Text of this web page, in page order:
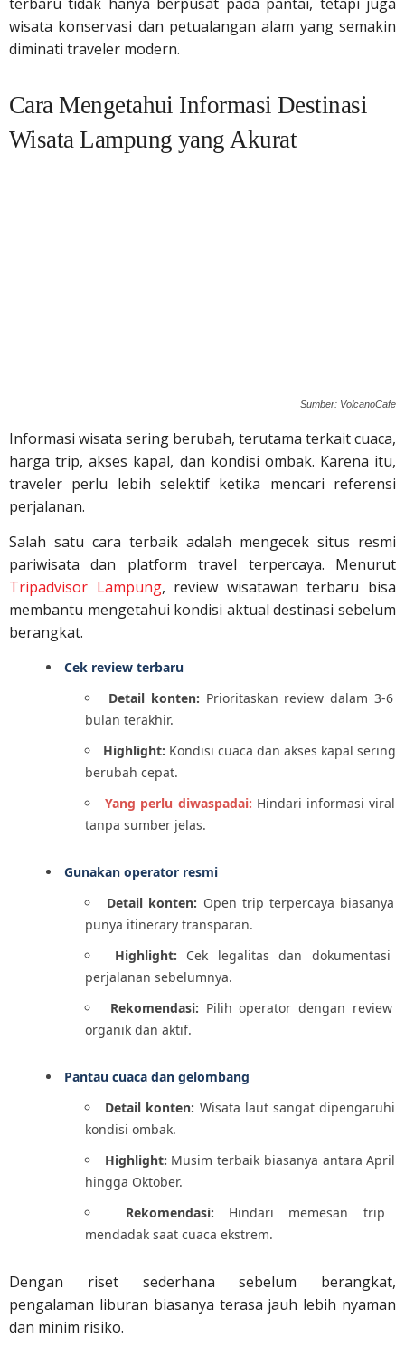
wisata konservasi dan petualangan alam yang semakin
diminati traveler modern.
Cara Mengetahui Informasi Destinasi
Wisata Lampung yang Akurat
Sumber: VolcanoCafe
Informasi wisata sering berubah, terutama terkait cuaca,
harga trip, akses kapal, dan kondisi ombak. Karena itu,
traveler perlu lebih selektif ketika mencari referensi
perjalanan.
Salah satu cara terbaik adalah mengecek situs resmi
pariwisata dan platform travel terpercaya. Menurut
Tripadvisor Lampung, review wisatawan terbaru bisa
membantu mengetahui kondisi aktual destinasi sebelum
berangkat.
Cek review terbaru
Detail konten: Prioritaskan review dalam 3-6
bulan terakhir.
Highlight: Kondisi cuaca dan akses kapal sering
berubah cepat.
Yang perlu diwaspadai: Hindari informasi viral
tanpa sumber jelas.
Gunakan operator resmi
Detail konten: Open trip terpercaya biasanya
punya itinerary transparan.
Highlight: Cek legalitas dan dokumentasi
perjalanan sebelumnya.
Rekomendasi: Pilih operator dengan review
organik dan aktif.
Pantau cuaca dan gelombang
Detail konten: Wisata laut sangat dipengaruhi
kondisi ombak.
Highlight: Musim terbaik biasanya antara April
hingga Oktober.
Rekomendasi: Hindari memesan trip
mendadak saat cuaca ekstrem.
Dengan riset sederhana sebelum berangkat,
pengalaman liburan biasanya terasa jauh lebih nyaman
dan minim risiko.